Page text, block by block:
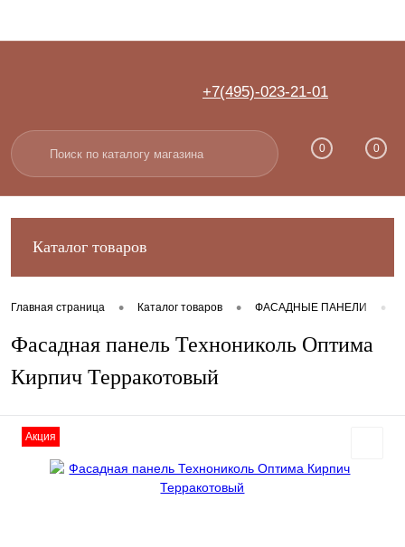
Вход Регистрация
+7(495)-023-21-01
0 0
Каталог товаров
Главная страница • Каталог товаров • ФАСАДНЫЕ ПАНЕЛИ •
Фасадная панель Технониколь Оптима
Кирпич Терракотовый
Акция